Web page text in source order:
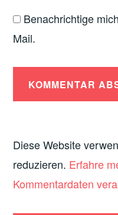
Benachrichtige
Mail.
Diese Website
reduzieren. Erfahre
Kommentardaten